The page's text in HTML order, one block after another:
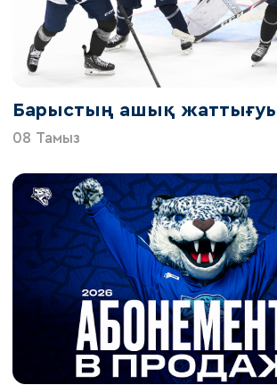
Барыстың ашық
08 Тамыз